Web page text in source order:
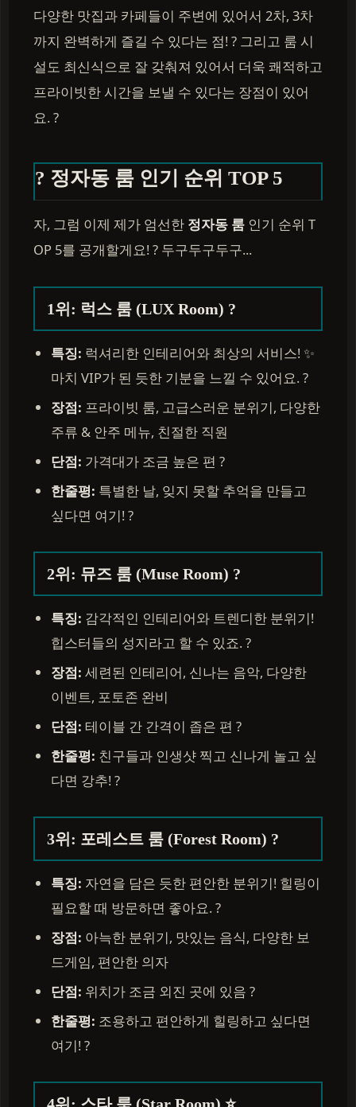
다양한 맛집과 카페들이 주변에 있어서 2차, 3차
까지 완벽하게 즐길 수 있다는 점! ? 그리고 룸 시
설도 최신식으로 잘 갖춰져 있어서 더욱 쾌적하고
프라이빗한 시간을 보낼 수 있다는 장점이 있어
요. ?
? 정자동 룸 인기 순위 TOP 5
자, 그럼 이제 제가 엄선한 정자동 룸 인기 순위 T
OP 5를 공개할게요! ? 두구두구두구...
1위: 럭스 룸 (LUX Room) ?
특징: 럭셔리한 인테리어와 최상의 서비스! ✨
마치 VIP가 된 듯한 기분을 느낄 수 있어요. ?
장점: 프라이빗 룸, 고급스러운 분위기, 다양한
주류 & 안주 메뉴, 친절한 직원
단점: 가격대가 조금 높은 편 ?
한줄평: 특별한 날, 잊지 못할 추억을 만들고
싶다면 여기! ?
2위: 뮤즈 룸 (Muse Room) ?
특징: 감각적인 인테리어와 트렌디한 분위기!
힙스터들의 성지라고 할 수 있죠. ?
장점: 세련된 인테리어, 신나는 음악, 다양한
이벤트, 포토존 완비
단점: 테이블 간 간격이 좁은 편 ?
한줄평: 친구들과 인생샷 찍고 신나게 놀고 싶
다면 강추! ?
3위: 포레스트 룸 (Forest Room) ?
특징: 자연을 담은 듯한 편안한 분위기! 힐링이
필요할 때 방문하면 좋아요. ?
장점: 아늑한 분위기, 맛있는 음식, 다양한 보
드게임, 편안한 의자
단점: 위치가 조금 외진 곳에 있음 ?
한줄평: 조용하고 편안하게 힐링하고 싶다면
여기! ?